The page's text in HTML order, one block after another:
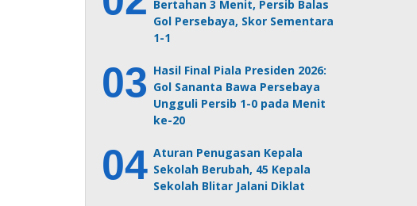
Bertahan 3 Menit, Persib Balas
Gol Persebaya, Skor Sementara
1-1
Hasil Final Piala Presiden 2026:
Gol Sananta Bawa Persebaya
Ungguli Persib 1-0 pada Menit
ke-20
Aturan Penugasan Kepala
Sekolah Berubah, 45 Kepala
Sekolah Blitar Jalani Diklat